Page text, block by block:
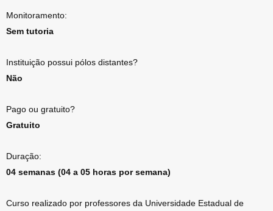
Monitoramento:
Sem tutoria
Instituição possui pólos distantes?
Não
Pago ou gratuito?
Gratuito
Duração:
04 semanas (04 a 05 horas por semana)
Curso realizado por professores da Universidade Estadual de